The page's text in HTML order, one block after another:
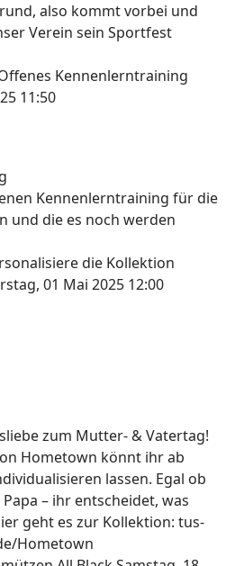
also kommt vorbei und
Verein sein Sportfest
Kennenlerntraining
11:50
Kennenlerntraining für die
und die es noch werden
die Kollektion
01 Mai 2025 12:00
zum Mutter- & Vatertag!
Hometown könnt ihr ab
lassen. Egal ob
– ihr entscheidet, was
geht es zur Kollektion: tus-
Hometown